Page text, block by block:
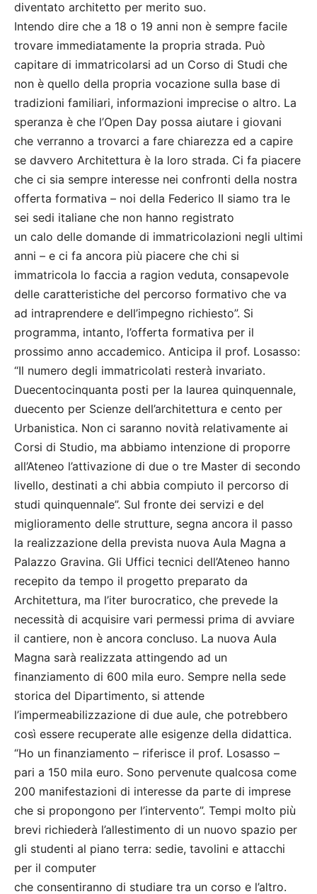
diventato architetto per merito suo.
Intendo dire che a 18 o 19 anni non è sempre facile
trovare immediatamente la propria strada. Può
capitare di immatricolarsi ad un Corso di Studi che
non è quello della propria vocazione sulla base di
tradizioni familiari, informazioni imprecise o altro. La
speranza è che l’Open Day possa aiutare i giovani
che verranno a trovarci a fare chiarezza ed a capire
se davvero Architettura è la loro strada. Ci fa piacere
che ci sia sempre interesse nei confronti della nostra
offerta formativa – noi della Federico II siamo tra le
sei sedi italiane che non hanno registrato
un calo delle domande di immatricolazioni negli ultimi
anni – e ci fa ancora più piacere che chi si
immatricola lo faccia a ragion veduta, consapevole
delle caratteristiche del percorso formativo che va
ad intraprendere e dell’impegno richiesto”. Si
programma, intanto, l’offerta formativa per il
prossimo anno accademico. Anticipa il prof. Losasso:
“Il numero degli immatricolati resterà invariato.
Duecentocinquanta posti per la laurea quinquennale,
duecento per Scienze dell’architettura e cento per
Urbanistica. Non ci saranno novità relativamente ai
Corsi di Studio, ma abbiamo intenzione di proporre
all’Ateneo l’attivazione di due o tre Master di secondo
livello, destinati a chi abbia compiuto il percorso di
studi quinquennale”. Sul fronte dei servizi e del
miglioramento delle strutture, segna ancora il passo
la realizzazione della prevista nuova Aula Magna a
Palazzo Gravina. Gli Uffici tecnici dell’Ateneo hanno
recepito da tempo il progetto preparato da
Architettura, ma l’iter burocratico, che prevede la
necessità di acquisire vari permessi prima di avviare
il cantiere, non è ancora concluso. La nuova Aula
Magna sarà realizzata attingendo ad un
finanziamento di 600 mila euro. Sempre nella sede
storica del Dipartimento, si attende
l’impermeabilizzazione di due aule, che potrebbero
così essere recuperate alle esigenze della didattica.
“Ho un finanziamento – riferisce il prof. Losasso –
pari a 150 mila euro. Sono pervenute qualcosa come
200 manifestazioni di interesse da parte di imprese
che si propongono per l’intervento”. Tempi molto più
brevi richiederà l’allestimento di un nuovo spazio per
gli studenti al piano terra: sedie, tavolini e attacchi
per il computer
che consentiranno di studiare tra un corso e l’altro.